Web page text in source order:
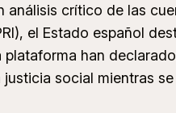
crítico de las
el Estado español
han
social mientras